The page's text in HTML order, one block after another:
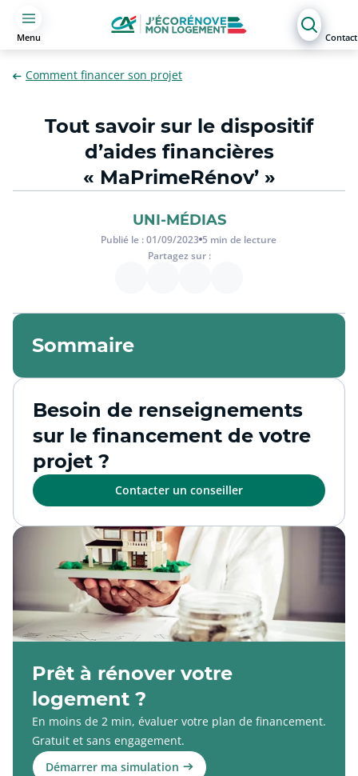
Menu Contact
Comment financer son projet
Tout savoir sur le dispositif
d’aides financières
« MaPrimeRénov’ »
UNI-MÉDIAS
Publié le :01/09/2023 5 min de lecture
Partagez sur :
Sommaire
Besoin de renseignements
sur le financement de votre
projet ?
Contacter un conseiller
Prêt à rénover votre
logement ?
En moins de 2 min, évaluer votre plan de financement.
Gratuit et sans engagement.
Démarrer ma simulation